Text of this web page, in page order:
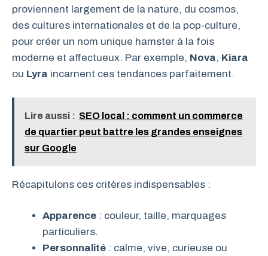
proviennent largement de la nature, du cosmos,
des cultures internationales et de la pop-culture,
pour créer un nom unique hamster à la fois
moderne et affectueux. Par exemple, Nova, Kiara
ou Lyra incarnent ces tendances parfaitement.
Lire aussi : SEO local : comment un commerce
de quartier peut battre les grandes enseignes
sur Google
Récapitulons ces critères indispensables :
Apparence : couleur, taille, marquages
particuliers.
Personnalité : calme, vive, curieuse ou